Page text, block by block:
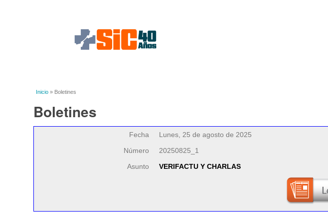
You are here
Inicio » Boletines
Boletines
Fecha
Lunes, 25 de agosto de 2025
Número
20250825_1
Asunto
VERIFACTU Y CHARLAS